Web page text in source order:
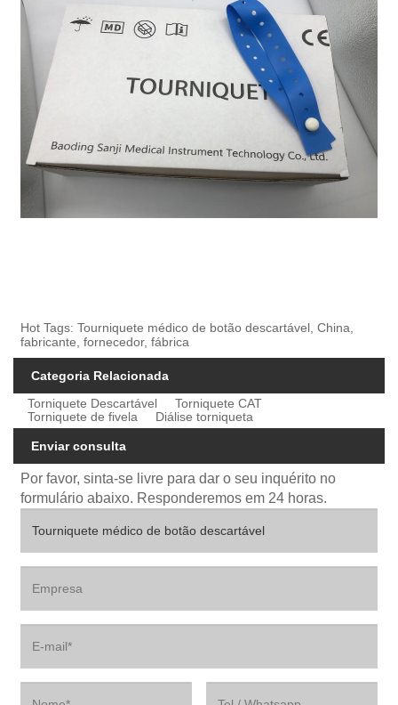
Hot Tags: Tourniquete médico de botão descartável, China,
fabricante, fornecedor, fábrica
Categoria Relacionada
Torniquete Descartável
Torniquete CAT
Torniquete de fivela
Diálise torniqueta
Enviar consulta
Por favor, sinta-se livre para dar o seu inquérito no
formulário abaixo. Responderemos em 24 horas.